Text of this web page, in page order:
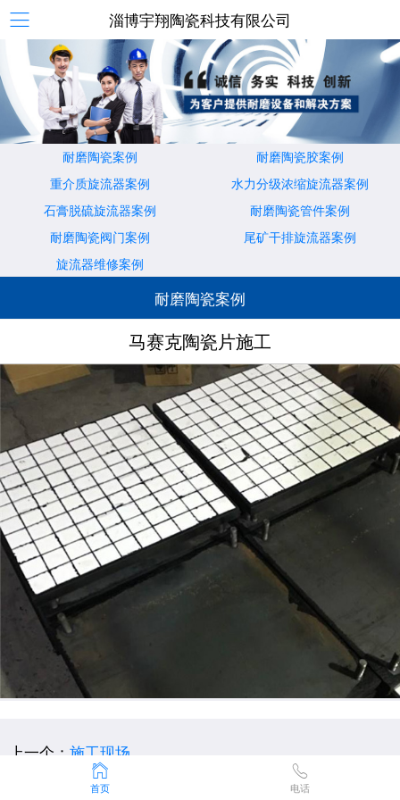
淄博宇翔陶瓷科技有限公司
首页 电话
耐磨陶瓷案例
耐磨陶瓷胶案例
重介质旋流器案例
水力分级浓缩旋流器案例
石膏脱硫旋流器案例
耐磨陶瓷管件案例
耐磨陶瓷阀门案例
尾矿干排旋流器案例
旋流器维修案例
耐磨陶瓷案例
马赛克陶瓷片施工
上一个： 施工现场
下一个：没有了！